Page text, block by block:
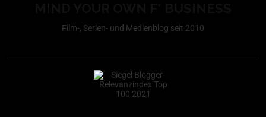
Film-, Serien- und Medienblog seit 2010